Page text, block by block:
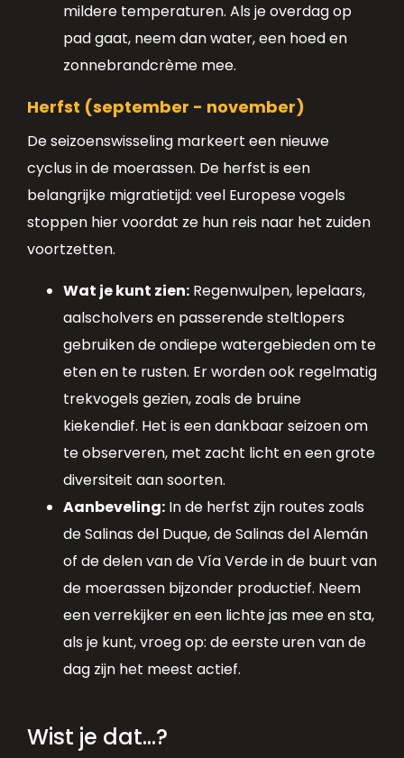
mildere temperaturen. Als je overdag op
pad gaat, neem dan water, een hoed en
zonnebrandcrème mee.
Herfst (september - november)
De seizoenswisseling markeert een nieuwe
cyclus in de moerassen. De herfst is een
belangrijke migratietijd: veel Europese vogels
stoppen hier voordat ze hun reis naar het zuiden
voortzetten.
Wat je kunt zien: Regenwulpen, lepelaars,
aalscholvers en passerende steltlopers
gebruiken de ondiepe watergebieden om te
eten en te rusten. Er worden ook regelmatig
trekvogels gezien, zoals de bruine
kiekendief. Het is een dankbaar seizoen om
te observeren, met zacht licht en een grote
diversiteit aan soorten.
Aanbeveling: In de herfst zijn routes zoals
de Salinas del Duque, de Salinas del Alemán
of de delen van de Vía Verde in de buurt van
de moerassen bijzonder productief. Neem
een verrekijker en een lichte jas mee en sta,
als je kunt, vroeg op: de eerste uren van de
dag zijn het meest actief.
Wist je dat...?